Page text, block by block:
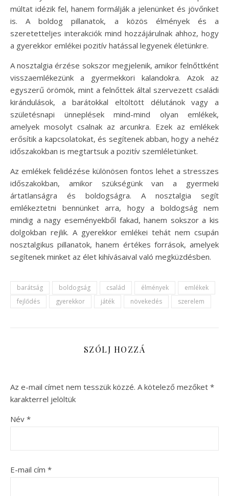
múltat idézik fel, hanem formálják a jelenünket és jövőnket
is. A boldog pillanatok, a közös élmények és a
szeretetteljes interakciók mind hozzájárulnak ahhoz, hogy
a gyerekkor emlékei pozitív hatással legyenek életünkre.
A nosztalgia érzése sokszor megjelenik, amikor felnőttként
visszaemlékezünk a gyermekkori kalandokra. Azok az
egyszerű örömök, mint a felnőttek által szervezett családi
kirándulások, a barátokkal eltöltött délutánok vagy a
születésnapi ünneplések mind-mind olyan emlékek,
amelyek mosolyt csalnak az arcunkra. Ezek az emlékek
erősítik a kapcsolatokat, és segítenek abban, hogy a nehéz
időszakokban is megtartsuk a pozitív szemléletünket.
Az emlékek felidézése különösen fontos lehet a stresszes
időszakokban, amikor szükségünk van a gyermeki
ártatlanságra és boldogságra. A nosztalgia segít
emlékeztetni bennünket arra, hogy a boldogság nem
mindig a nagy eseményekből fakad, hanem sokszor a kis
dolgokban rejlik. A gyerekkor emlékei tehát nem csupán
nosztalgikus pillanatok, hanem értékes források, amelyek
segítenek minket az élet kihívásaival való megküzdésben.
barátság boldogság család élmények
emlékek
fejlődés
gyerekkor játék növekedés szerelem
SZÓLJ HOZZÁ
Az e-mail címet nem tesszük közzé. A kötelező mezőket *
karakterrel jelöltük
Név *
E-mail cím *